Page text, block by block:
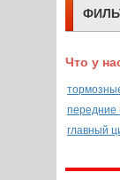
Что у
передние
главный